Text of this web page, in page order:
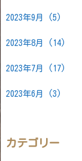
2023年9月 (5)
2023年8月 (14)
2023年7月 (17)
2023年6月 (3)
カテゴリー